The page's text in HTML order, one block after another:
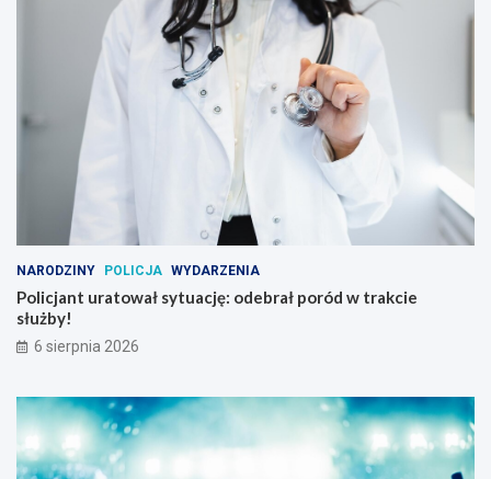
NARODZINY POLICJA WYDARZENIA
Policjant uratował sytuację: odebrał poród w trakcie
służby!
6 sierpnia 2026